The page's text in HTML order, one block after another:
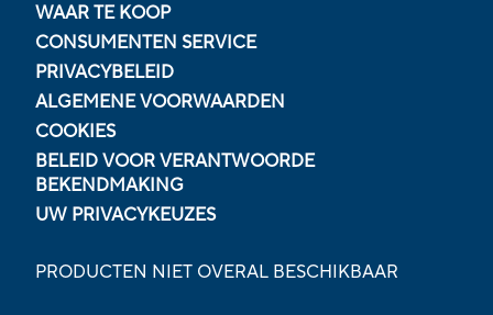
WAAR TE KOOP
CONSUMENTEN SERVICE
PRIVACYBELEID
ALGEMENE VOORWAARDEN
COOKIES
BELEID VOOR VERANTWOORDE
BEKENDMAKING
UW PRIVACYKEUZES
PRODUCTEN NIET OVERAL BESCHIKBAAR